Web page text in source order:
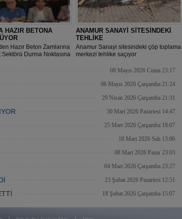
HAZIR BETONA
Hazır Beton Zamlarına
Sektörü Durma Noktasına
ANAMUR SANAYİ SİTESİNDEKİ
TEHLİKE
Anamur Sanayi sitesindeki çöp toplama
merkezi tehlike saçıyor
08 Mayıs 2026 Cuma 23:17
06 Mayıs 2026 Çarşamba 21:24
29 Nisan 2026 Çarşamba 21:31
30 Mart 2026 Pazartesi 14:47
25 Mart 2026 Çarşamba 18:07
10 Mart 2026 Salı 13:06
08 Mart 2026 Pazar 23:03
04 Mart 2026 Çarşamba 23:27
23 Şubat 2026 Pazartesi 12:51
18 Şubat 2026 Çarşamba 15:07